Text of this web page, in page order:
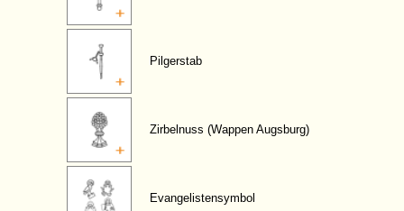
Pilgerstab
Zirbelnuss (Wappen Augsburg)
Evangelistensymbol